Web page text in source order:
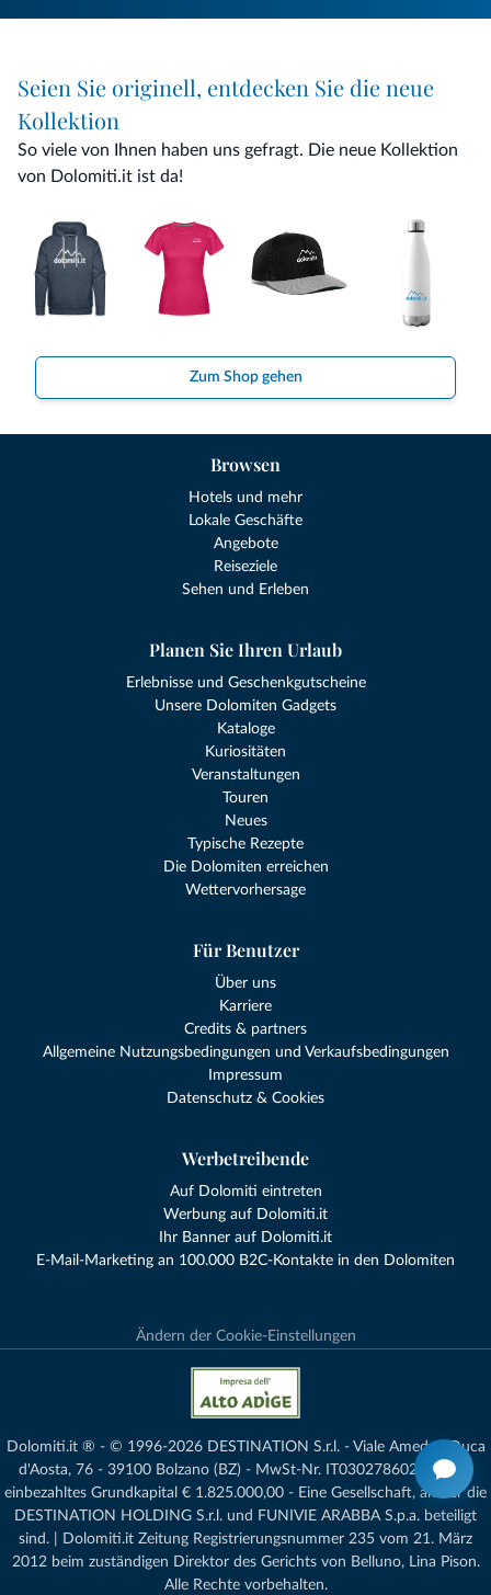
Seien Sie originell, entdecken Sie die neue
Kollektion
So viele von Ihnen haben uns gefragt. Die neue Kollektion
von Dolomiti.it ist da!
Zum Shop gehen
Browsen
Hotels und mehr
Lokale Geschäfte
Angebote
Reiseziele
Sehen und Erleben
Planen Sie Ihren Urlaub
Erlebnisse und Geschenkgutscheine
Unsere Dolomiten Gadgets
Kataloge
Kuriositäten
Veranstaltungen
Touren
Neues
Typische Rezepte
Die Dolomiten erreichen
Wettervorhersage
Für Benutzer
Über uns
Karriere
Credits & partners
Allgemeine Nutzungsbedingungen und Verkaufsbedingungen
Impressum
Datenschutz & Cookies
Werbetreibende
Auf Dolomiti eintreten
Werbung auf Dolomiti.it
Ihr Banner auf Dolomiti.it
E-Mail-Marketing an 100.000 B2C-Kontakte in den Dolomiten
Ändern der Cookie-Einstellungen
Dolomiti.it ® - © 1996-2026 DESTINATION S.r.l. - Viale Amedeo Duca
d'Aosta, 76 - 39100 Bolzano (BZ) - MwSt-Nr. IT03027860216 - voll
einbezahltes Grundkapital € 1.825.000,00 - Eine Gesellschaft, an der die
DESTINATION HOLDING S.r.l. und FUNIVIE ARABBA S.p.a. beteiligt
sind. | Dolomiti.it Zeitung Registrierungsnummer 235 vom 21. März
2012 beim zuständigen Direktor des Gerichts von Belluno, Lina Pison.
Alle Rechte vorbehalten.